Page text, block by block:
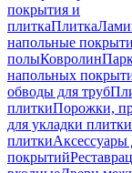
покрытия и
плиткаПлитка
напольные
полыКовролин
напольных
обводы для труб
плиткиПорожки,
для укладки плитки
плитки
покрытий